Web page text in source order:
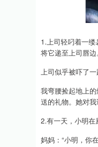
1.上司轻叼着一
将它递至上司唇边
上司似乎被吓了
我弯腰捡起地上
送的礼物。她对
2.有一天，小明在
妈妈：“小明，你